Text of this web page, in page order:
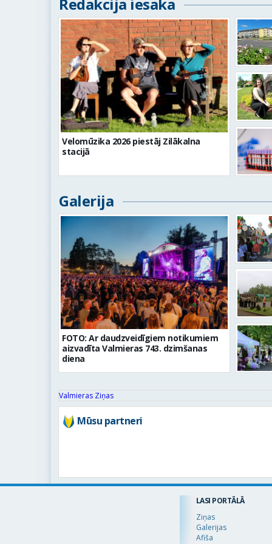
Velomūzika 2026 piestāj Zilākalna
stacijā
Galerija
FOTO: Ar daudzveidīgiem notikumiem
aizvadīta Valmieras 743. dzimšanas
diena
Valmieras Ziņas
Mūsu partneri
LASI PORTĀLĀ
Ziņas
Galerijas
Afiša